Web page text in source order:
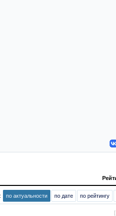
по актуальности по дате по рейтингу
[